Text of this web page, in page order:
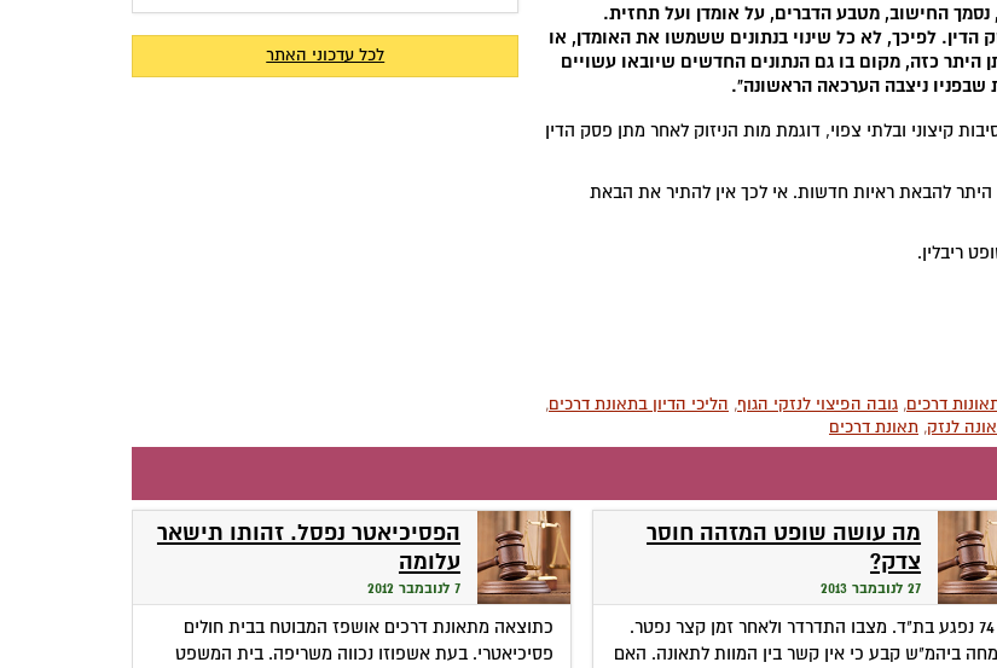
החישוב, מטבע הדברים, על אומדן ועל תחזית.
לפיכך, לא כל שינוי בנתונים ששמשו את האומדן, או
כזה, מקום בו גם הנתונים החדשים שיובאו עשויים
ניצבה הערכאה הראשונה".
קיצוני ובלתי צפוי, דוגמת מות הניזוק לאחר מתן פסק הדין
היתר להבאת ראיות חדשות. אי לכך אין להתיר את הבאת
ריבלין.
דרכים, גובה הפיצוי לנזקי הגוף, הליכי הדיון בתאונת דרכים,
לנזק, תאונת דרכים
לכל עדכוני האתר
מה עושה שופט המזהה חוסר
צדק?
27 לנובמבר 2013
בן 74 נפגע בת"ד. מצבו התדרדר ולאחר זמן קצר נפטר.
ביהמ"ש קבע כי אין קשר בין המוות לתאונה. האם
הפסיכיאטר נפסל. זהותו תישאר
עלומה
7 לנובמבר 2012
כתוצאה מתאונת דרכים אושפז המבוטח בבית חולים
פסיכיאטרי. בעת אשפוזו נכווה משריפה. בית המשפט